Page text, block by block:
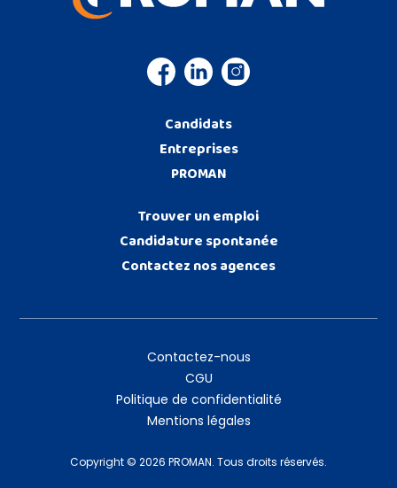
Postulez
Candidats
Entreprises
PROMAN
Trouver un emploi
Candidature spontanée
Contactez nos agences
Contactez-nous
CGU
Politique de confidentialité
Mentions légales
Copyright © 2026 PROMAN. Tous droits réservés.